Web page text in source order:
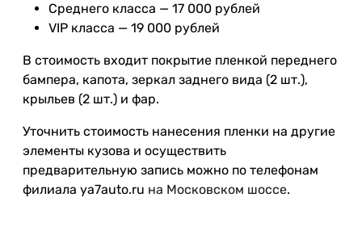
Среднего класса — 17 000 рублей
VIP класса — 19 000 рублей
В стоимость входит покрытие пленкой переднего
бампера, капота, зеркал заднего вида (2 шт.),
крыльев (2 шт.) и фар.
Уточнить стоимость нанесения пленки на другие
элементы кузова и осуществить
предварительную запись можно по телефонам
филиала ya7auto.ru на Московском шоссе.